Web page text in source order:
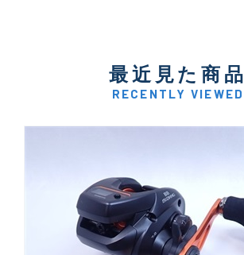
最近見た商品
RECENTLY VIEWED